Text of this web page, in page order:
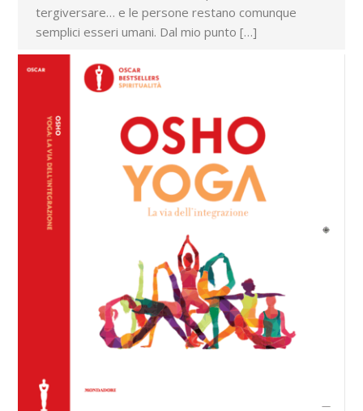
tergiversare… e le persone restano comunque
semplici esseri umani. Dal mio punto […]